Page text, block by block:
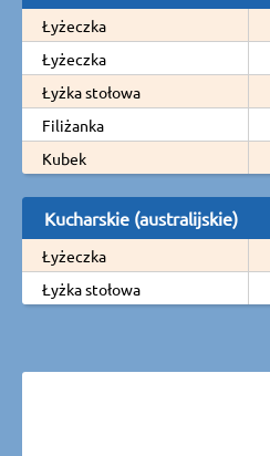
Łyżeczka
Łyżeczka
Łyżka stołowa
Filiżanka
Kubek
Kucharskie (australijskie)
Łyżeczka
Łyżka stołowa